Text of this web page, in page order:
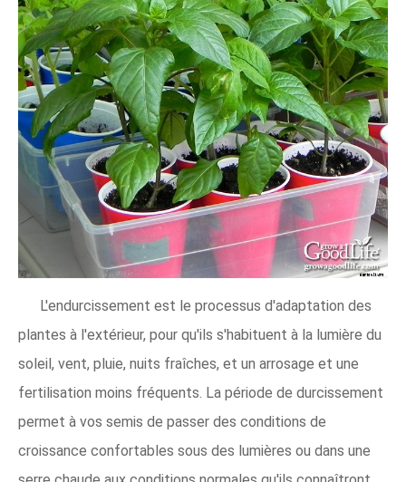
L'endurcissement est le processus d'adaptation des
plantes à l'extérieur, pour qu'ils s'habituent à la lumière du
soleil, vent, pluie, nuits fraîches, et un arrosage et une
fertilisation moins fréquents. La période de durcissement
permet à vos semis de passer des conditions de
croissance confortables sous des lumières ou dans une